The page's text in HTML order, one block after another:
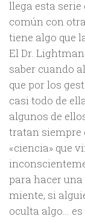
llega esta serie
común con
tiene algo que
El Dr.
saber cuando
que por los
casi todo de
algunos de
tratan siempre
«ciencia» que
para hacer
miente, si
oculta algo…